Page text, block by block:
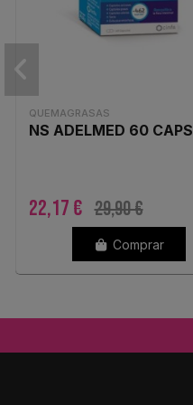
QUEMAGRASAS
NS ADELMED 60 CAPS
22,17 € 29,90 €
Comprar